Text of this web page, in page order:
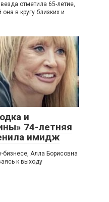
отметила 65-летие,
в кругу близких и
и
74-летняя
имидж
бизнесе, Алла Борисовна
к выходу